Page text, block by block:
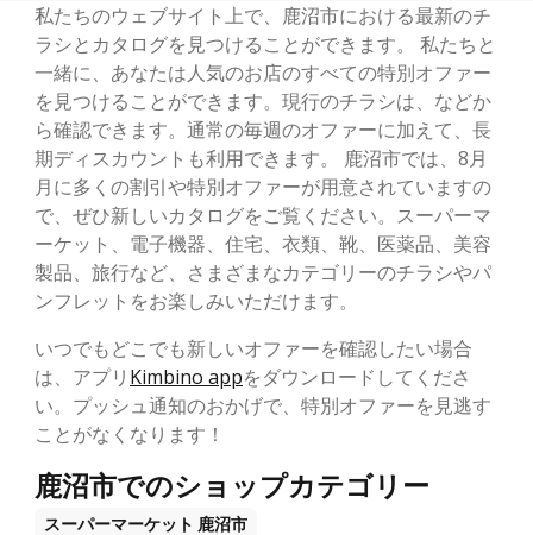
私たちのウェブサイト上で、鹿沼市における最新のチ
ラシとカタログを見つけることができます。 私たちと
一緒に、あなたは人気のお店のすべての特別オファー
を見つけることができます。現行のチラシは、などか
ら確認できます。通常の毎週のオファーに加えて、長
期ディスカウントも利用できます。 鹿沼市では、8月
月に多くの割引や特別オファーが用意されていますの
で、ぜひ新しいカタログをご覧ください。スーパーマ
ーケット、電子機器、住宅、衣類、靴、医薬品、美容
製品、旅行など、さまざまなカテゴリーのチラシやパ
ンフレットをお楽しみいただけます。
いつでもどこでも新しいオファーを確認したい場合
は、アプリ Kimbino appをダウンロードしてくださ
い。プッシュ通知のおかげで、特別オファーを見逃す
ことがなくなります！
鹿沼市でのショップカテゴリー
スーパーマーケット 鹿沼市